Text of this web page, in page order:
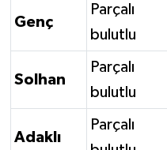
Genç
Parçalı
bulutlu
Solhan
Parçalı
bulutlu
Adaklı
Parçalı